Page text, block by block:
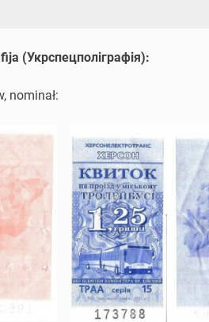
(Укрспецполіграфія):
nominał: